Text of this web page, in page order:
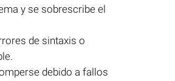
y se sobrescribe el
de sintaxis o
debido a fallos